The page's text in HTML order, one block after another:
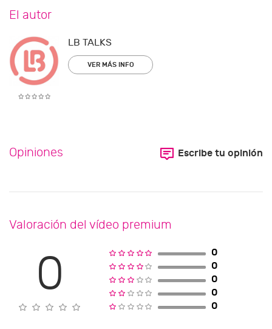
El autor
LB TALKS
VER MÁS INFO
Opiniones Escribe tu opinión
Valoración del vídeo premium
0
0
0
0
0
0